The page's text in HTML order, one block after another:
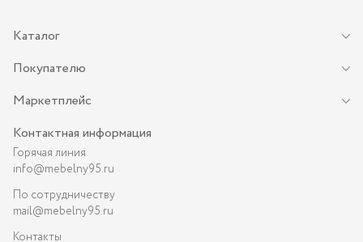
Каталог
Покупателю
Маркетплейс
Контактная информация
Горячая линия
info@mebelny95.ru
По сотрудничеству
mail@mebelny95.ru
Контакты